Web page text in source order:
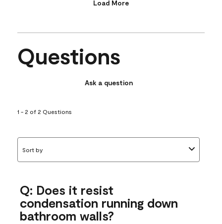
Load More
Questions
Ask a question
1 - 2 of 2 Questions
Sort by
Q: Does it resist
condensation running down
bathroom walls?